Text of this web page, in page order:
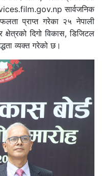
सार्वजनिक
प्राप्त गरेका २५ नेपाली
दिगो विकास, डिजिटल
व्यक्त गरेको छ।